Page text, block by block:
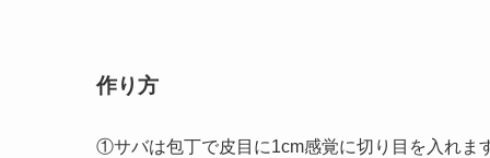
作り方
①サバは包丁で皮目に1cm感覚に切り目を入れま